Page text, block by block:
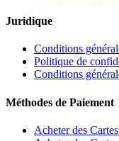
Juridique
Conditions
Politique de
Conditions
Méthodes de Paiement
Acheter des